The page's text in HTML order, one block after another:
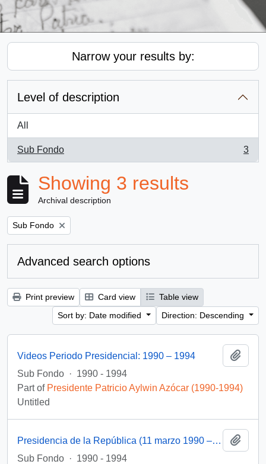
Narrow your results by:
Level of description
All
Sub Fondo
, 3 results
3
Showing 3 results
Archival description
Remove filter:
Sub Fondo
Advanced search options
Print preview Card view
Table view
Sort by: Date modified
Direction: Descending
Videos Periodo Presidencial: 1990 – 1994
Sub Fondo · 1990 - 1994
Part of Presidente Patricio Aylwin Azócar (1990-1994)
Untitled
Presidencia de la República (11 marzo 1990 – 11 marzo 1994)
Sub Fondo · 1990 - 1994